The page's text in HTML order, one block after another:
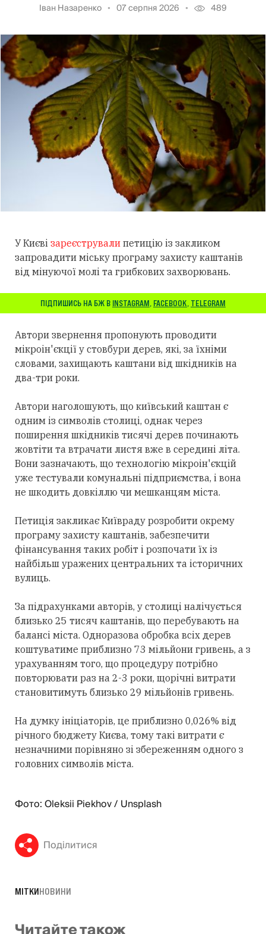
Іван Назаренко 07 серпня 2026 489
У Києві зареєстрували петицію із закликом
запровадити міську програму захисту каштанів
від мінуючої молі та грибкових захворювань.
ПІДПИШИСЬ НА БЖ В INSTAGRAM, FACEBOOK, TELEGRAM
Автори звернення пропонують проводити
мікроін'єкції у стовбури дерев, які, за їхніми
словами, захищають каштани від шкідників на
два-три роки.
Автори наголошують, що київський каштан є
одним із символів столиці, однак через
поширення шкідників тисячі дерев починають
жовтіти та втрачати листя вже в середині літа.
Вони зазначають, що технологію мікроін'єкцій
уже тестували комунальні підприємства, і вона
не шкодить довкіллю чи мешканцям міста.
Петиція закликає Київраду розробити окрему
програму захисту каштанів, забезпечити
фінансування таких робіт і розпочати їх із
найбільш уражених центральних та історичних
вулиць.
За підрахунками авторів, у столиці налічується
близько 25 тисяч каштанів, що перебувають на
балансі міста. Одноразова обробка всіх дерев
коштуватиме приблизно 73 мільйони гривень, а з
урахуванням того, що процедуру потрібно
повторювати раз на 2-3 роки, щорічні витрати
становитимуть близько 29 мільйонів гривень.
На думку ініціаторів, це приблизно 0,026% від
річного бюджету Києва, тому такі витрати є
незначними порівняно зі збереженням одного з
головних символів міста.
Фото: Oleksii Piekhov / Unsplash
Поділитися
МІТКИНОВИНИ